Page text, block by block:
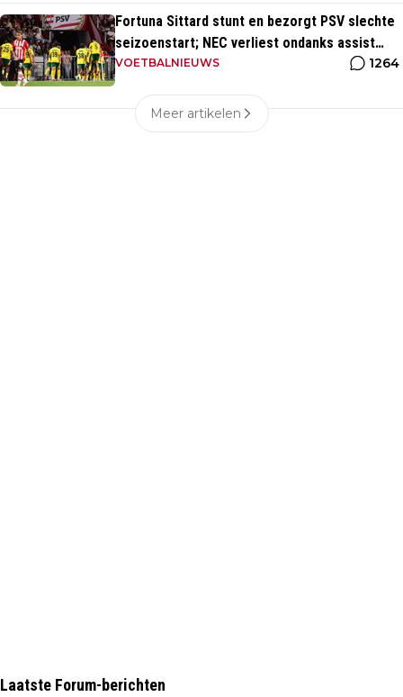
Fortuna Sittard stunt en bezorgt PSV slechte
seizoenstart; NEC verliest ondanks assist
Tadic
VOETBALNIEUWS 1264
Meer artikelen
Laatste Forum-berichten